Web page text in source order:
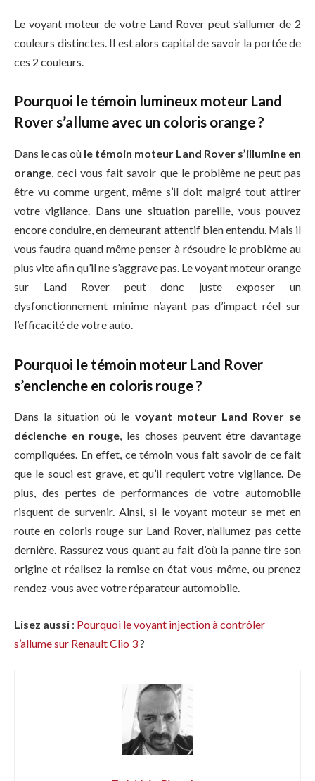
Le voyant moteur de votre Land Rover peut s’allumer de 2
couleurs distinctes. Il est alors capital de savoir la portée de
ces 2 couleurs.
Pourquoi le témoin lumineux moteur Land
Rover s’allume avec un coloris orange ?
Dans le cas où le témoin moteur Land Rover s’illumine en
orange, ceci vous fait savoir que le problème ne peut pas
être vu comme urgent, même s’il doit malgré tout attirer
votre vigilance. Dans une situation pareille, vous pouvez
encore conduire, en demeurant attentif bien entendu. Mais il
vous faudra quand même penser à résoudre le problème au
plus vite afin qu’il ne s’aggrave pas. Le voyant moteur orange
sur Land Rover peut donc juste exposer un
dysfonctionnement minime n’ayant pas d’impact réel sur
l’efficacité de votre auto.
Pourquoi le témoin moteur Land Rover
s’enclenche en coloris rouge ?
Dans la situation où le voyant moteur Land Rover se
déclenche en rouge, les choses peuvent être davantage
compliquées. En effet, ce témoin vous fait savoir de ce fait
que le souci est grave, et qu’il requiert votre vigilance. De
plus, des pertes de performances de votre automobile
risquent de survenir. Ainsi, si le voyant moteur se met en
route en coloris rouge sur Land Rover, n’allumez pas cette
dernière. Rassurez vous quant au fait d’où la panne tire son
origine et réalisez la remise en état vous-même, ou prenez
rendez-vous avec votre réparateur automobile.
Lisez aussi : Pourquoi le voyant injection à contrôler
s’allume sur Renault Clio 3?